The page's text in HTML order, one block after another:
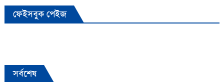
ফেইসবুক পেইজ
সর্বশেষ